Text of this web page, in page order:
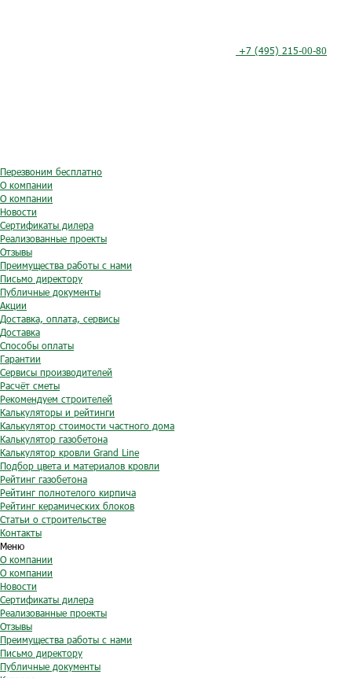
+7 (495) 215-00-80
Перезвоним бесплатно
О компании
О компании
Новости
Сертификаты дилера
Реализованные проекты
Отзывы
Преимущества работы с нами
Письмо директору
Публичные документы
Акции
Доставка, оплата, сервисы
Доставка
Способы оплаты
Гарантии
Сервисы производителей
Расчёт сметы
Рекомендуем строителей
Калькуляторы и рейтинги
Калькулятор стоимости частного дома
Калькулятор газобетона
Калькулятор кровли Grand Line
Подбор цвета и материалов кровли
Рейтинг газобетона
Рейтинг полнотелого кирпича
Рейтинг керамических блоков
Статьи о строительстве
Контакты
Меню
О компании
О компании
Новости
Сертификаты дилера
Реализованные проекты
Отзывы
Преимущества работы с нами
Письмо директору
Публичные документы